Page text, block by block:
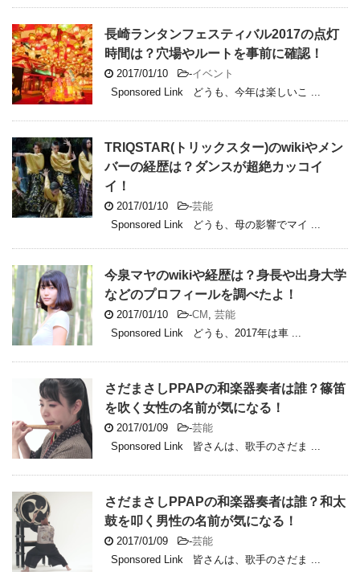
長崎ランタンフェスティバル2017の点灯
時間は？穴場やルートを事前に確認！
2017/01/10 -イベント
Sponsored Link どうも、今年は楽しいこ ...
TRIQSTAR(トリックスター)のwikiやメン
バーの経歴は？ダンスが超絶カッコイ
イ！
2017/01/10 -芸能
Sponsored Link どうも、母の影響でマイ ...
今泉マヤのwikiや経歴は？身長や出身大学
などのプロフィールを調べたよ！
2017/01/10 -CM , 芸能
Sponsored Link どうも、2017年は車 ...
さだまさしPPAPの和楽器奏者は誰？篠笛
を吹く女性の名前が気になる！
2017/01/09 -芸能
Sponsored Link 皆さんは、歌手のさだま ...
さだまさしPPAPの和楽器奏者は誰？和太
鼓を叩く男性の名前が気になる！
2017/01/09 -芸能
Sponsored Link 皆さんは、歌手のさだま ...